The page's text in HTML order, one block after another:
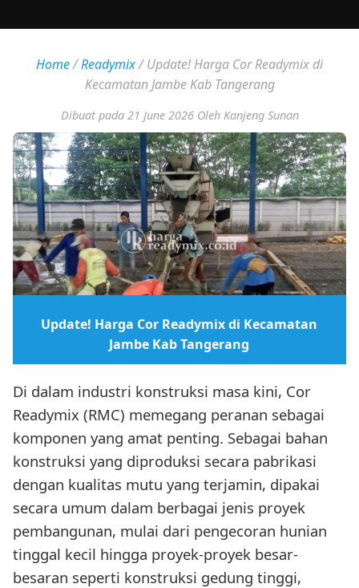
Home/Readymix/Update! Harga Cor Readymix di
Kecamatan Jambe Kab Tangerang
Dibuat pada 21 June 2026 Oleh Kanjeng Sunan
Update! Harga Cor Readymix di Kecamatan
Jambe Kab Tangerang
Di dalam industri konstruksi masa kini, Cor
Readymix (RMC) memegang peranan sebagai
komponen yang amat penting. Sebagai bahan
konstruksi yang diproduksi secara pabrikasi
dengan kualitas mutu yang terjamin, dipakai
secara umum dalam berbagai jenis proyek
pembangunan, mulai dari pengecoran hunian
tinggal kecil hingga proyek-proyek besar-
besaran seperti konstruksi gedung tinggi,